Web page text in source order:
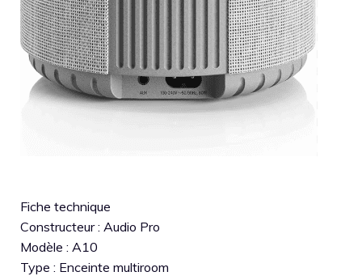
Fiche technique
Constructeur : Audio Pro
Modèle : A10
Type : Enceinte multiroom